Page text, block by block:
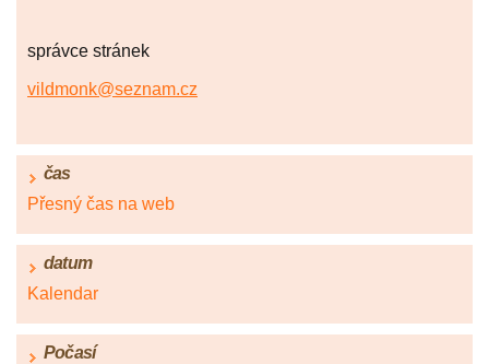
správce stránek
vildmonk@seznam.cz
čas
Přesný čas na web
datum
Kalendar
Počasí